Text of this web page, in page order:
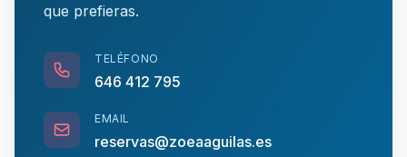
que prefieras.
TELÉFONO
646 412 795
EMAIL
reservas@zoeaaguilas.es